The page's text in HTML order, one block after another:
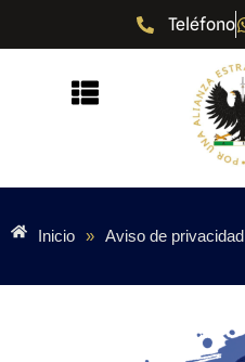
contenido
Teléfono
Inicio » Aviso de privacidad